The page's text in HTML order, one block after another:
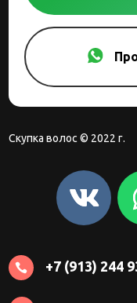
Скупка волос © 2022 г.
 +7 (913) 244